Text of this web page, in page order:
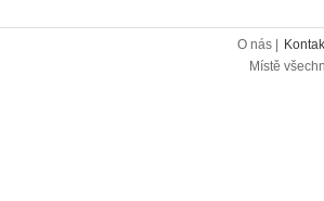
O nás |
Místě